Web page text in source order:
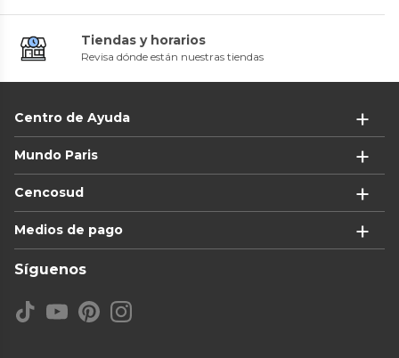
Tiendas y horarios
Revisa dónde están nuestras tiendas
Centro de Ayuda
Mundo Paris
Cencosud
Medios de pago
Síguenos